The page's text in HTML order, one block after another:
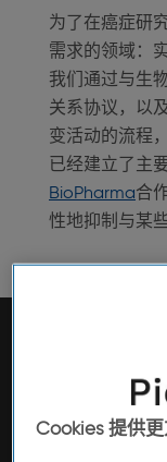
为了在癌症研
需求的领域：
我们通过与生
关系协议，以
变活动的流程
已经建立了主
BioPharma合
性地抑制与某
Cookies 提供更